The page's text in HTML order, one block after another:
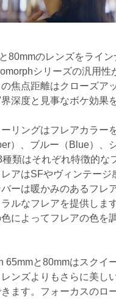
80mmのレンズをライ
シリーズの汎用性
焦点距離はクローズア
深度と見事なボケ効果
ーリングはフレアカラー
）、ブルー（Blue）、
種類はそれぞれ特徴的な
アはSFやヴィンテージ
ーは暖かみのあるフレ
ルなフレアを提供しま
によってフレアの色を
65mmと80mmはスクイ
ンズよりもさらに美し
ます。フォーカスのロ